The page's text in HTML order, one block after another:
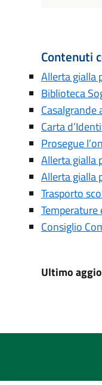
Contenuti
Allerta gialla
Biblioteca
Carta
Prosegue
Allerta gialla
Allerta gialla
Trasporto
Consiglio
Ultimo